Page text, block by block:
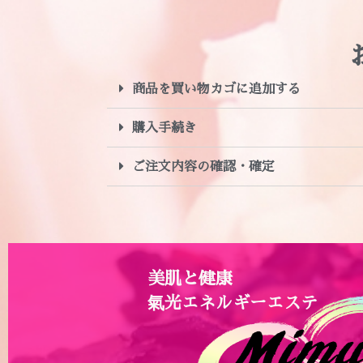
商品を買い物カゴに追加する
購入手続き
ご注文内容の確認・確定
美肌と健康
氣光エネルギーエステ